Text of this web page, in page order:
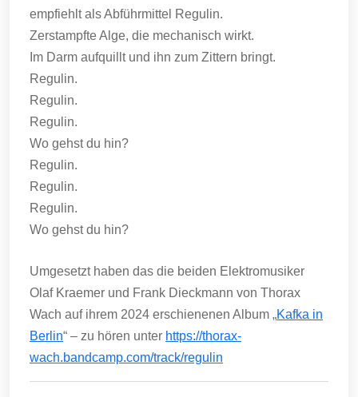
empfiehlt als Abführmittel Regulin.
Zerstampfte Alge, die mechanisch wirkt.
Im Darm aufquillt und ihn zum Zittern bringt.
Regulin.
Regulin.
Regulin.
Wo gehst du hin?
Regulin.
Regulin.
Regulin.
Wo gehst du hin?
Umgesetzt haben das die beiden Elektromusiker
Olaf Kraemer und Frank Dieckmann von Thorax
Wach auf ihrem 2024 erschienenen Album „Kafka in
Berlin“ – zu hören unter https://thorax-
wach.bandcamp.com/track/regulin